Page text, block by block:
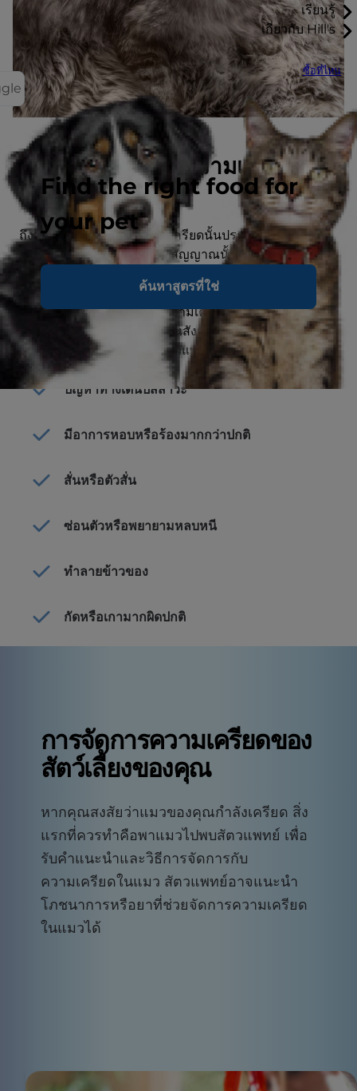
เรียนรู้
เกี่ยวกับ Hill's
ซื้อที่ไหน
Find the right food for
your pet
ค้นหาสูตรที่ใช่
อะไรคือสัญญาณความเครียดที่
ซ่อนอยู่
ถึงแม้ว่าสัญญาณของความเครียดนั้นปรากฏให้เห็นได้
อย่างชัดเจน แต่ในบางครั้งก็สัญญาณนั้นก็อาจจะถูกมอง
ข้ามไป ปัญหาทางเดินปัสสาวะเป็นสัญญาณความเครียดที่
เห็นได้ชัดเจนที่สุด คุณอาจสงสัยว่าแมวของคุณกำลัง
ปัสสาวะอย่างผิดปกติ หรือ ความเครียดทำให้เกิดปัญหาใน
ระบบทางเดินปัสสาวะ เมื่อคุณสังเกตเห็นอาการเหล่านี้ สิ่ง
สำคัญคือควรนัดหมายกับสัตวแพทย์เพื่อทำการปรึกษา
ปัญหาทางเดินปัสสาวะ
มีอาการหอบหรือร้องมากกว่าปกติ
สั่นหรือตัวสั่น
ซ่อนตัวหรือพยายามหลบหนี
ทำลายข้าวของ
กัดหรือเกามากผิดปกติ
การจัดการความเครียดของ
สัตว์เลี้ยงของคุณ
หากคุณสงสัยว่าแมวของคุณกำลังเครียด สิ่ง
แรกที่ควรทำคือพาแมวไปพบสัตวแพทย์ เพื่อ
รับคำแนะนำและวิธีการจัดการกับ
ความเครียดในแมว สัตวแพทย์อาจแนะนำ
โภชนาการหรือยาที่ช่วยจัดการความเครียด
ในแมวได้